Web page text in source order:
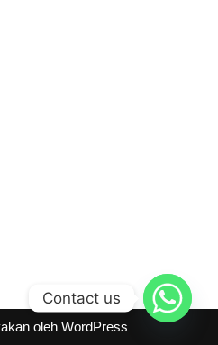
oleh WordPress
Contact us